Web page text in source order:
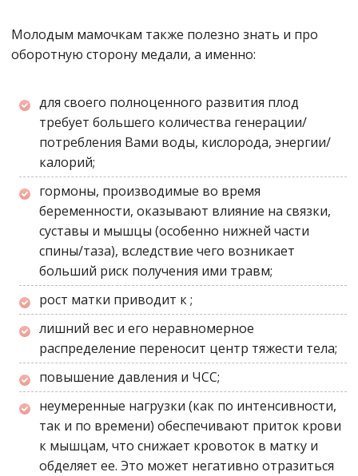
Молодым мамочкам также полезно знать и про
оборотную сторону медали, а именно:
для своего полноценного развития плод
требует большего количества генерации/
потребления Вами воды, кислорода, энергии/
калорий;
гормоны, производимые во время
беременности, оказывают влияние на связки,
суставы и мышцы (особенно нижней части
спины/таза), вследствие чего возникает
больший риск получения ими травм;
рост матки приводит к ;
лишний вес и его неравномерное
распределение переносит центр тяжести тела;
повышение давления и ЧСС;
неумеренные нагрузки (как по интенсивности,
так и по времени) обеспечивают приток крови
к мышцам, что снижает кровоток в матку и
обделяет ее. Это может негативно отразиться